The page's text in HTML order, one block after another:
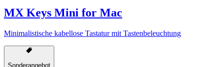
MX Keys Mini for Mac
Minimalistische kabellose Tastatur mit Tastenbeleuchtung
Sonderangebot